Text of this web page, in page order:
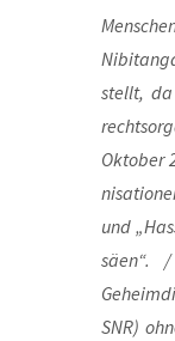
stellt, da
Okto­ber
und
säen“.
SNR)